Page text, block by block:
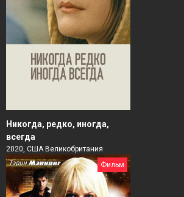
Никогда, редко, иногда,
всегда
2020, США Великобритания
Фильм